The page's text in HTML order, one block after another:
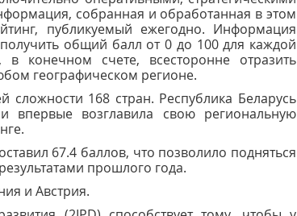
собранная и обработанная в этом
публикуемый ежегодно. Информация
общий балл от 0 до 100 для каждой
конечном счете, всесторонне отразить
географическом регионе.
168 стран. Республика Беларусь
впервые возглавила свою региональную
67.4 баллов, что позволило подняться
прошлого года.
и Австрия.